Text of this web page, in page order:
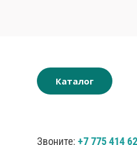
Каталог
Звоните: +7 775 414